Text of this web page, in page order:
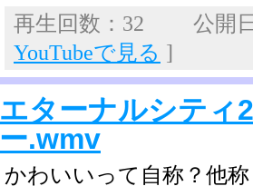
再生回数：32 公開
YouTubeで見る ]
エターナルシティ
ー.wmv
かわいいって自称？他称